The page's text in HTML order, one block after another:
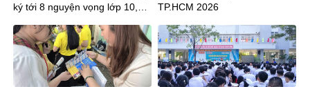
ký tới 8 nguyện vọng lớp 10,
TP.HCM 2026